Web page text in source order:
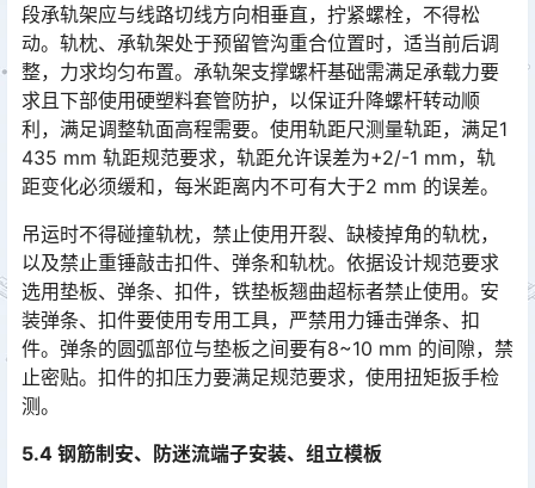
段承轨架应与线路切线方向相垂直，拧紧螺栓，不得松
动。轨枕、承轨架处于预留管沟重合位置时，适当前后调
整，力求均匀布置。承轨架支撑螺杆基础需满足承载力要
求且下部使用硬塑料套管防护，以保证升降螺杆转动顺
利，满足调整轨面高程需要。使用轨距尺测量轨距，满足1
435 mm 轨距规范要求，轨距允许误差为+2/-1 mm，轨
距变化必须缓和，每米距离内不可有大于2 mm 的误差。󠅅󠅃󠄵󠅂󠄪󠇖󠆨󠆨󠇕󠆞󠆒󠅬󠇘󠆭󠆘󠇙󠆝󠅵󠇗󠆭󠆁󠄐󠇗󠅹󠅸󠇖󠆍󠅳󠇖󠅹󠅰󠇖󠆌󠅹
吊运时不得碰撞轨枕，禁止使用开裂、缺棱掉角的轨枕，
以及禁止重锤敲击扣件、弹条和轨枕。依据设计规范要求
选用垫板、弹条、扣件，铁垫板翘曲超标者禁止使用。安
装弹条、扣件要使用专用工具，严禁用力锤击弹条、扣
件。弹条的圆弧部位与垫板之间要有8~10 mm 的间隙，禁
止密贴。扣件的扣压力要满足规范要求，使用扭矩扳手检
测。󠅅󠅃󠄵󠅂󠄪󠇖󠆨󠆨󠇕󠆞󠆒󠅬󠇘󠆭󠆘󠇙󠆝󠅵󠇗󠆭󠆁󠄐󠇗󠅹󠅸󠇖󠆍󠅳󠇖󠅹󠅰󠇖󠆌󠅹
5.4 钢筋制安、防迷流端子安装、组立模板